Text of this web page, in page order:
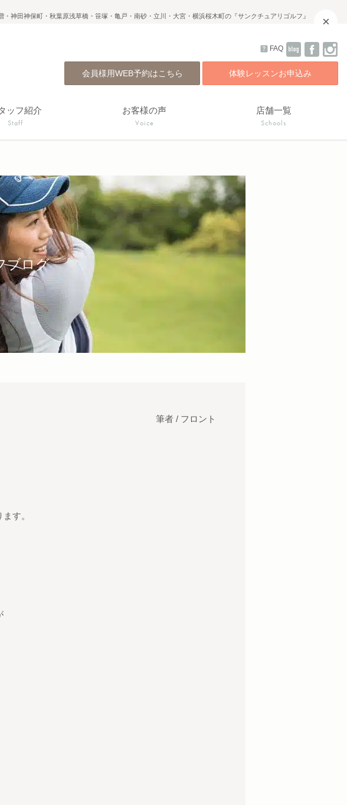
神田神保町・秋葉原浅草橋・笹塚・亀戸・南砂・立川・大宮・横浜桜木町の『サンクチュアリゴルフ』
FAQ
会員様用WEB予約はこちら 体験レッスンお申込み
ッフ紹介
Staff
お客様の声
Voice
店舗一覧
Schools
ブログ
筆者 / フロント
す。
×